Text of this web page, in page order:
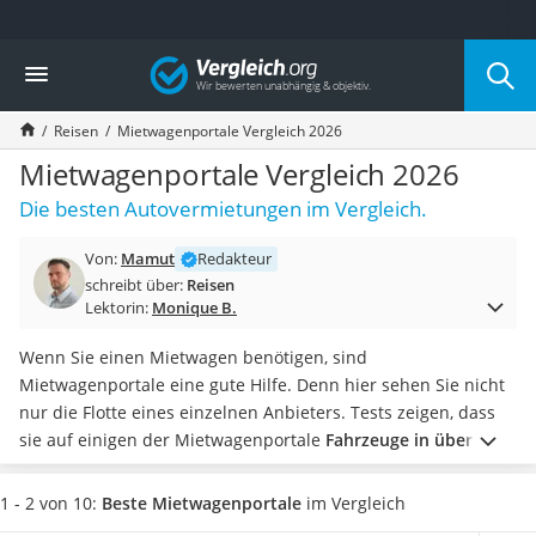
Die beliebtesten Vergleiche nach Kategorie
Service
Cannabissamen kaufen
Bücher verkaufen
Hörbuch-App
Online-Apotheke
Cannabis-Rezept
T-Shirt bedrucken
Goldankauf
Wassertest
Neuwagen-Rabatt
Handyversicherung
Online-Druckerei
Musik-Streaming
Münzhändler
Vergleich
Reisen Mietwagenportale Vergleich 2026
Mietwagenportale Vergleich 2026
Die besten Autovermietungen im Vergleich.
Von: Mamut
Redakteur
schreibt über: Reisen
Lektorin: Monique B.
Wenn Sie einen Mietwagen benötigen, sind
Mietwagenportale eine gute Hilfe. Denn hier sehen Sie nicht
nur die Flotte eines einzelnen Anbieters. Tests zeigen, dass
sie auf einigen der Mietwagenportale Fahrzeuge in über 500
Ländern findenkönnen. Auf diese Weise haben Sie einen
zuverlässigen Partner an der Seite, auch wenn mit Ihrem
1 - 2 von 10: Beste Mietwagenportale im Vergleich